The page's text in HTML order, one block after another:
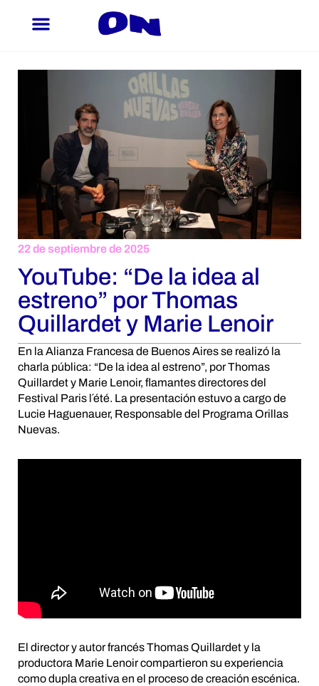
22 de septiembre de 2025
YouTube: “De la idea al
estreno” por Thomas
Quillardet y Marie Lenoir
En la Alianza Francesa de Buenos Aires se realizó la
charla pública: “De la idea al estreno”, por Thomas
Quillardet y Marie Lenoir, flamantes directores del
Festival Paris l´été. La presentación estuvo a cargo de
Lucie Haguenauer, Responsable del Programa Orillas
Nuevas.
El director y autor francés Thomas Quillardet y la
productora Marie Lenoir compartieron su experiencia
como dupla creativa en el proceso de creación escénica.